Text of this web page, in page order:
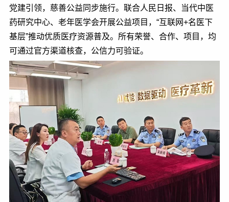
党建引领，慈善公益同步施行。联合人民日报、当代中医
药研究中心、老年医学会开展公益项目，“互联网+名医下
基层”推动优质医疗资源普及。所有荣誉、合作、项目，均
可通过官方渠道核查，公信力可验证。